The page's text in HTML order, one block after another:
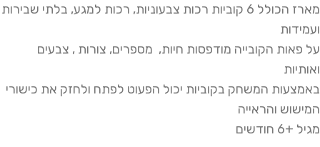
מארז הכולל 6 קוביות רכות צבעוניות, רכות למגע, בלתי שבירות
ועמידות
על פאות הקובייה מודפסות חיות, מספרים, צורות , צבעים
ואותיות
באמצעות המשחק בקוביות יכול הפעוט לפתח ולחזק את כישורי
המישוש והראייה
מגיל +6 חודשים